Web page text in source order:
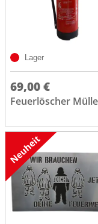
Lager
69,00 €
Feuerlöscher